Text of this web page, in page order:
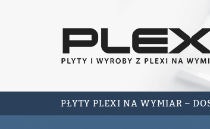
PŁYTY PLEXI NA WYMIAR –